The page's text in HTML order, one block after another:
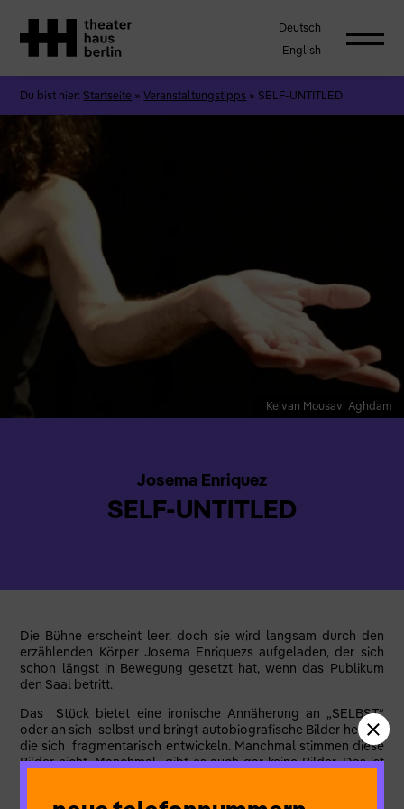
Deutsch
English
Du bist hier: Startseite »Veranstaltungstipps » SELF-UNTITLED
Keivan Mousavi Aghdam
Josema Enriquez
SELF-UNTITLED
Die Bühne erscheint leer, doch sie wird langsam durch den
erzählenden Körper Josema Enriquezs aufgeladen, der sich
schon längst in Bewegung gesetzt hat, wenn das Publikum
den Saal betritt.
Das Stück bietet eine ironische Annäherung an „SELBST“
oder an sich selbst und bringt autobiografische Bilder hervor,
die sich fragmentarisch entwickeln. Manchmal stimmen diese
Bilder nicht. Manchmal gibt es auch gar keine Bilder. Das ist